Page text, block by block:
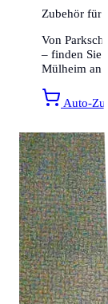
Zubehör für
Von
– finden Sie
Mülheim an
Auto-